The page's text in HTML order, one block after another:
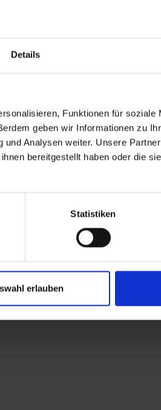
Details
Funktionen für soziale
geben wir Informationen zu
Analysen weiter. Unsere
bereitgestellt haben oder die
Statistiken
erlauben